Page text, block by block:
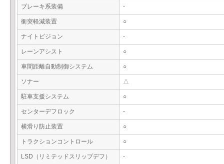
ブレーキ系装備 -
衝突軽減装置 ○
ナイトビジョン -
レーンアシスト ○
車間距離自動制御システム ○
ソナー △
駐車支援システム ○
センターデフロック -
横滑り防止装置 ○
トラクションコントロール ○
LSD（リミテッドスリップデフ） -